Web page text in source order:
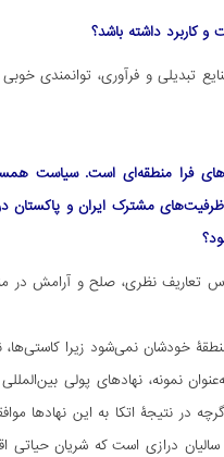
کاربرد داشته باشد؟
تبدیلی و فرآوری، توانمندی خوبی
فرا منطقه‌ای است. سیاست
ظرفیت‌های مشترک ایران و پاکستان
تعاریف نظری، صلح و آرامش در
خودشان نمی‌شود زیرا کاستی‌ها،
نمونه، نهادهای پولی
در نتیجۀ اتکا به این نهادها
درازی است که شریان حیاتی